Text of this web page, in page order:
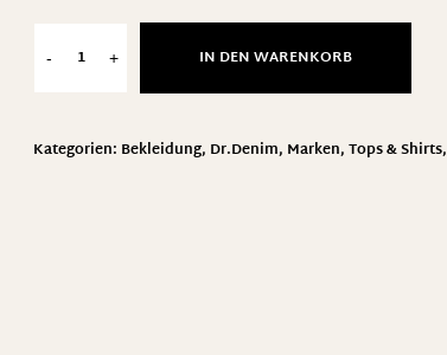
- + IN DEN WARENKORB
Kategorien: Bekleidung, Dr.Denim, Marken,Tops & Shirts,